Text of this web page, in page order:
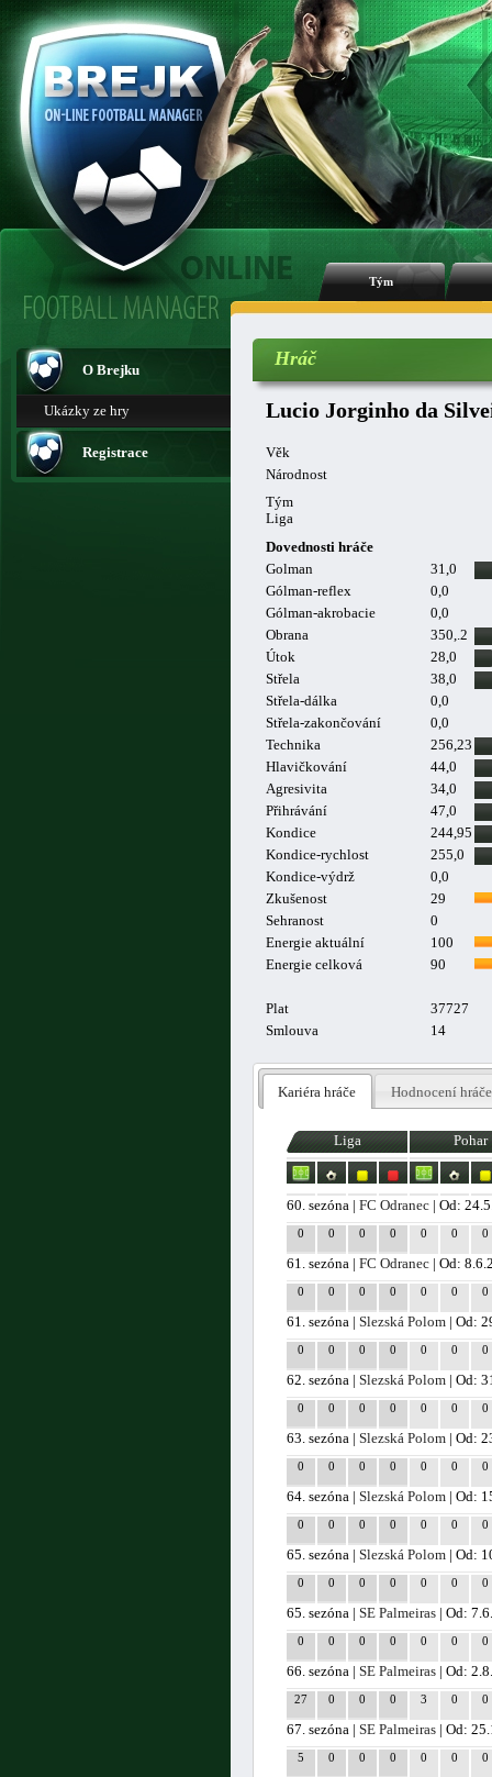
Tým
O Brejku
Ukázky ze hry
Registrace
Hráč
Lucio Jorginho da
Věk
Národnost
Tým
Liga
Dovednosti hráče
Golman
31,0
Gólman-reflex
0,0
Gólman-akrobacie
0,0
Obrana
350,.2
Útok
28,0
Střela
38,0
Střela-dálka
0,0
Střela-zakončování
0,0
Technika
256,23
Hlavičkování
44,0
Agresivita
34,0
Přihrávání
47,0
Kondice
244,95
Kondice-rychlost
255,0
Kondice-výdrž
0,0
Zkušenost
29
Sehranost
0
Energie aktuální
100
Energie celková
90
Plat
37727
Smlouva
14
Kariéra hráče Hodnocení hráče
Liga Pohar
60. sezóna |FC Odranec | Od:
0 0 0 0 0 0 0
61. sezóna |FC Odranec | Od:
0 0 0 0 0 0 0
61. sezóna |Slezská Polom | Od:
0 0 0 0 0 0 0
62. sezóna |Slezská Polom | Od:
0 0 0 0 0 0 0
63. sezóna |Slezská Polom | Od:
0 0 0 0 0 0 0
64. sezóna |Slezská Polom | Od:
0 0 0 0 0 0 0
65. sezóna |Slezská Polom | Od:
0 0 0 0 0 0 0
65. sezóna |SE Palmeiras | Od:
0 0 0 0 0 0 0
66. sezóna |SE Palmeiras | Od:
27 0 0 0 3 0 0
67. sezóna |SE Palmeiras | Od:
5 0 0 0 0 0 0